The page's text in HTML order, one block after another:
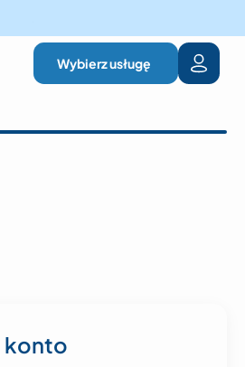
Wybierz usługę
konto